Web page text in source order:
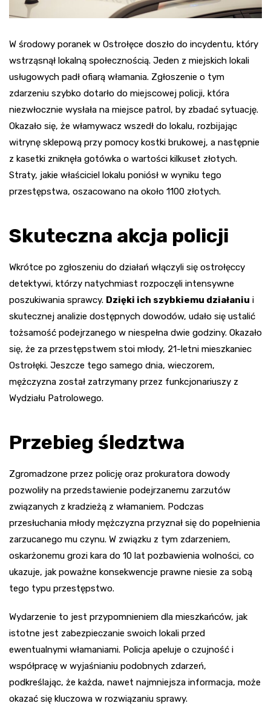
W środowy poranek w Ostrołęce doszło do incydentu, który
wstrząsnął lokalną społecznością. Jeden z miejskich lokali
usługowych padł ofiarą włamania. Zgłoszenie o tym
zdarzeniu szybko dotarło do miejscowej policji, która
niezwłocznie wysłała na miejsce patrol, by zbadać sytuację.
Okazało się, że włamywacz wszedł do lokalu, rozbijając
witrynę sklepową przy pomocy kostki brukowej, a następnie
z kasetki zniknęła gotówka o wartości kilkuset złotych.
Straty, jakie właściciel lokalu poniósł w wyniku tego
przestępstwa, oszacowano na około 1100 złotych.
Skuteczna akcja policji
Wkrótce po zgłoszeniu do działań włączyli się ostrołęccy
detektywi, którzy natychmiast rozpoczęli intensywne
poszukiwania sprawcy. Dzięki ich szybkiemu działaniu i
skutecznej analizie dostępnych dowodów, udało się ustalić
tożsamość podejrzanego w niespełna dwie godziny. Okazało
się, że za przestępstwem stoi młody, 21-letni mieszkaniec
Ostrołęki. Jeszcze tego samego dnia, wieczorem,
mężczyzna został zatrzymany przez funkcjonariuszy z
Wydziału Patrolowego.
Przebieg śledztwa
Zgromadzone przez policję oraz prokuratora dowody
pozwoliły na przedstawienie podejrzanemu zarzutów
związanych z kradzieżą z włamaniem. Podczas
przesłuchania młody mężczyzna przyznał się do popełnienia
zarzucanego mu czynu. W związku z tym zdarzeniem,
oskarżonemu grozi kara do 10 lat pozbawienia wolności, co
ukazuje, jak poważne konsekwencje prawne niesie za sobą
tego typu przestępstwo.
Wydarzenie to jest przypomnieniem dla mieszkańców, jak
istotne jest zabezpieczanie swoich lokali przed
ewentualnymi włamaniami. Policja apeluje o czujność i
współpracę w wyjaśnianiu podobnych zdarzeń,
podkreślając, że każda, nawet najmniejsza informacja, może
okazać się kluczowa w rozwiązaniu sprawy.